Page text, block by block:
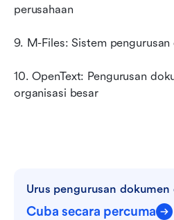
perusahaan
9. M-Files: Sistem
10. OpenText: Pengurusan
organisasi besar
Urus pengurusan
Cuba secara percuma